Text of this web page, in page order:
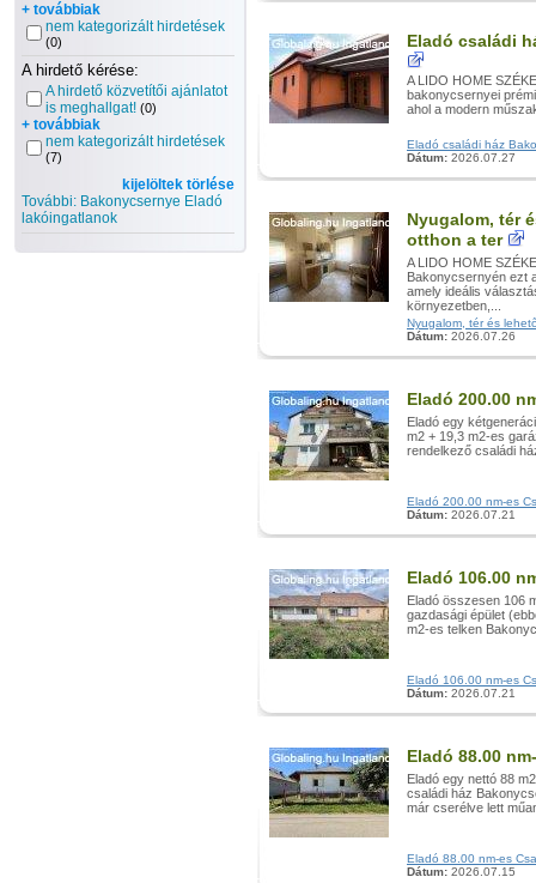
+ továbbiak
nem kategorizált hirdetések
(0)
A hirdető kérése:
A hirdető közvetítői ajánlatot
is meghallgat! (0)
+ továbbiak
nem kategorizált hirdetések
(7)
kijelöltek törlése
További: Bakonycsernye Eladó
lakóingatlanok
Eladó családi
A LIDO HOME
bakonycsernyei
ahol a modern
Eladó családi ház
Dátum: 2026.07.27
Nyugalom, tér
otthon a ter
A LIDO HOME
Bakonycsernyén ezt
amely ideális
környezetben,...
Nyugalom, tér és
Dátum: 2026.07.26
Eladó 200.00
Eladó egy
m2 + 19,3 m2-es
rendelkező családi
Eladó 200.00 nm-es
Dátum: 2026.07.21
Eladó 106.00
Eladó összesen 106
gazdasági épület
m2-es telken
Eladó 106.00 nm-es
Dátum: 2026.07.21
Eladó 88.00
Eladó egy nettó 88
családi ház
már cserélve lett
Eladó 88.00 nm-es
Dátum: 2026.07.15